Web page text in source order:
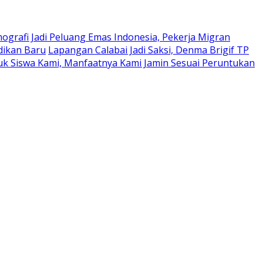
Jadi Peluang Emas Indonesia, Pekerja Migran
Baru Lapangan Calabai Jadi Saksi, Denma Brigif TP
Siswa Kami, Manfaatnya Kami Jamin Sesuai Peruntukan